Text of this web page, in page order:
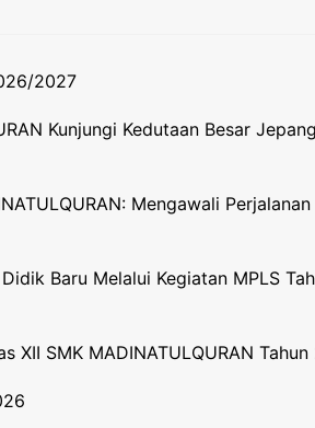
2027
Kunjungi Kedutaan Besar
Mengawali
Baru Melalui Kegiatan MPLS
XII SMK MADINATULQURAN